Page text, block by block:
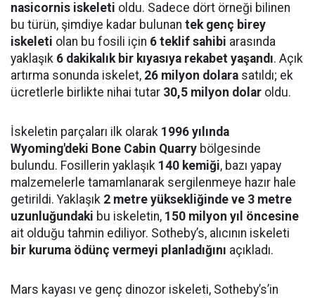
nasicornis iskeleti oldu. Sadece dört örneği bilinen
bu türün, şimdiye kadar bulunan tek genç birey
iskeleti olan bu fosili için 6 teklif sahibi arasında
yaklaşık 6 dakikalık bir kıyasıya rekabet yaşandı. Açık
artırma sonunda iskelet, 26 milyon dolara satıldı; ek
ücretlerle birlikte nihai tutar 30,5 milyon dolar oldu.
İskeletin parçaları ilk olarak 1996 yılında
Wyoming'deki Bone Cabin Quarry bölgesinde
bulundu. Fosillerin yaklaşık 140 kemiği, bazı yapay
malzemelerle tamamlanarak sergilenmeye hazır hale
getirildi. Yaklaşık 2 metre yüksekliğinde ve 3 metre
uzunluğundaki bu iskeletin, 150 milyon yıl öncesine
ait olduğu tahmin ediliyor. Sotheby’s, alıcının iskeleti
bir kuruma ödünç vermeyi planladığını açıkladı.
Mars kayası ve genç dinozor iskeleti, Sotheby’s’in